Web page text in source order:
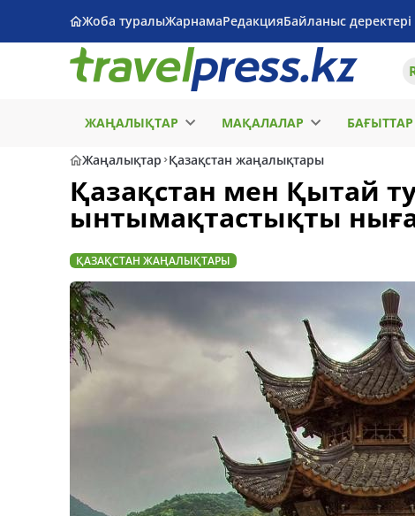
Жоба туралыЖарнамаРедакцияБайланыс деректері
ЖАҢАЛЫҚТАР МАҚАЛАЛАР БАҒЫТТАР
Жаңалықтар Қазақстан жаңалықтары
Қазақстан мен Қытай
ынтымақтастықты
ҚАЗАҚСТАН ЖАҢАЛЫҚТАРЫ